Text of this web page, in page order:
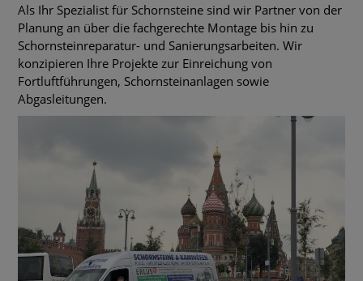
Als Ihr Spezialist für Schornsteine sind wir Partner von der
Planung an über die fachgerechte Montage bis hin zu
Schornsteinreparatur- und Sanierungsarbeiten. Wir
konzipieren Ihre Projekte zur Einreichung von
Fortluftführungen, Schornsteinanlagen sowie
Abgasleitungen.